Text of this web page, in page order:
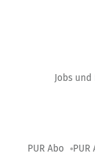
Jobs
PUR Abo